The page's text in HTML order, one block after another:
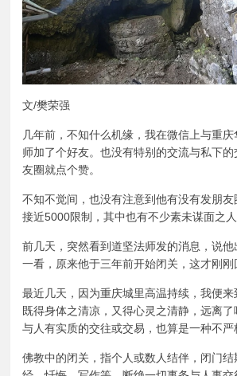
文/樊荣强
几年前，不知什么机缘，我在微信上与重
师加了个好友。也没有特别的交流与私下
友圈就点个赞。
不知不觉间，也没有注意到他有没有发朋
接近5000限制，其中也有不少素未谋面之人
前几天，突然看到道坚法师发的消息，说
一看，原来他于三年前开始闭关，这才刚刚
最近几天，因为重庆城里高温持续，我便来
既得身体之清凉，又得心灵之清静，远离
与人有实质的交往或交易，也算是一种不严
佛教中的闭关，指个人或数人结伴，闭门